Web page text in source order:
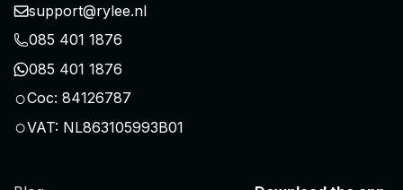
support@rylee.nl
085 401 1876
085 401 1876
○Coc: 84126787
○VAT: NL863105993B01